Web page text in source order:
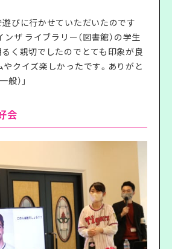
遊びに行かせていただいたのです
ザ ライブラリー（図書館）の学生
るく親切でしたのでとても印象が良
やクイズ楽しかったです。ありがと
）」
会